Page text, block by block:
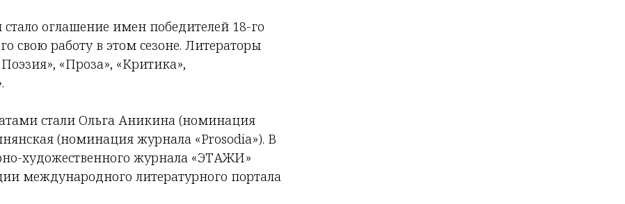
оглашение имен победителей 18-го
свою работу в этом сезоне. Литераторы
«Проза», «Критика»,
стали Ольга Аникина (номинация
(номинация журнала «Prosodia»). В
художественного журнала «ЭТАЖИ»
международного литературного портала